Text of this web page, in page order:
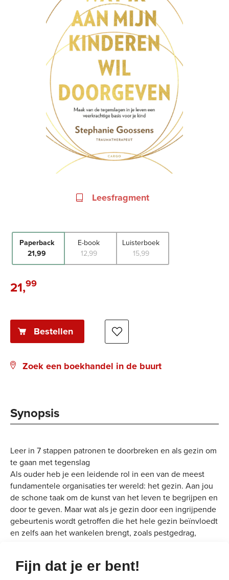
Fijn dat je er bent!
Paperback
21,99
E-book
12,99
Luisterboek
15,99
Paperback:
21,99
Bestellen
Zoek een boekhandel in de buurt
Leesfragment
Synopsis
Leer in 7 stappen patronen te doorbreken en als gezin om
te gaan met tegenslag
Als ouder heb je een leidende rol in een van de meest
fundamentele organisaties ter wereld: het gezin. Aan jou
de schone taak om de kunst van het leven te begrijpen en
door te geven. Maar wat als je gezin door een ingrijpende
gebeurtenis wordt getroffen die het hele gezin beïnvloedt
en zelfs aan het wankelen brengt, zoals pestgedrag,